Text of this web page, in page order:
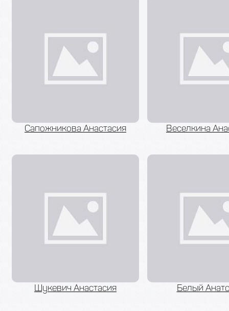
Сапожникова Анастасия Веселкина
Шукевич Анастасия Белый